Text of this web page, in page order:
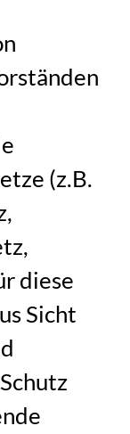
(z.B.
diese
Sicht